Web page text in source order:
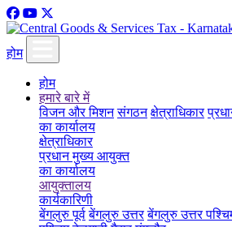
होम
होम
हमारे बारे में
विजन और मिशन संगठन क्षेत्राधिकार
का कार्यालय
क्षेत्राधिकार
प्रधान मुख्य आयुक्त
का कार्यालय
आयुक्तालय
कार्यकारिणी
बेंगलुरु पूर्व बेंगलुरु उत्तर बेंगलुरु उत्तर